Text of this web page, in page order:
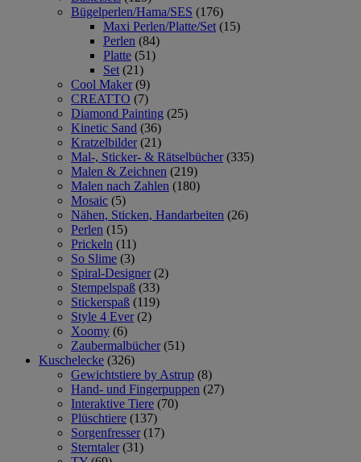
Bügelperlen/Hama/SES (176)
Maxi Perlen/Platte/Set (15)
Perlen (84)
Platte (51)
Set (21)
Cool Maker (9)
CREATTO (7)
Diamond Painting (25)
Kinetic Sand (36)
Kratzelbilder (21)
Mal-, Sticker- & Rätselbücher (335)
Malen & Zeichnen (219)
Malen nach Zahlen (180)
Mosaic (5)
Nähen, Sticken, Handarbeiten (26)
Perlen (15)
Prickeln (11)
So Slime (3)
Spiral-Designer (2)
Stempelspaß (33)
Stickerspaß (119)
Style 4 Ever (2)
Xoomy (6)
Zaubermalbücher (51)
Kuschelecke (326)
Gewichtstiere by Astrup (8)
Hand- und Fingerpuppen (27)
Interaktive Tiere (70)
Plüschtiere (137)
Sorgenfresser (17)
Sterntaler (31)